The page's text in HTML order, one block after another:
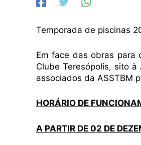
Temporada de piscinas
Em face das obras para
Clube Teresópolis, sito à
associados da ASSTBM
HORÁRIO DE
A PARTIR DE 02 DE